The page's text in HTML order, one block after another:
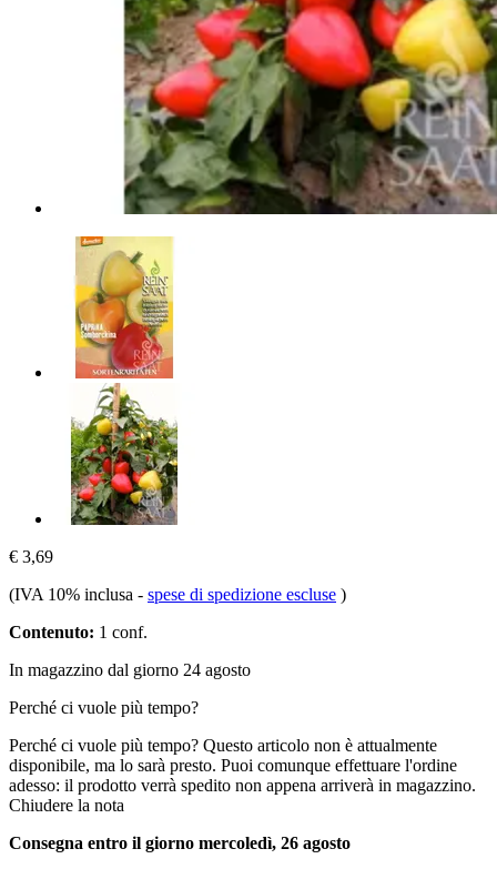
€ 3,69
(IVA 10% inclusa - spese di spedizione escluse )
Contenuto: 1 conf.
In magazzino dal giorno 24 agosto
Perché ci vuole più tempo?
Perché ci vuole più tempo? Questo articolo non è attualmente
disponibile, ma lo sarà presto. Puoi comunque effettuare l'ordine
adesso: il prodotto verrà spedito non appena arriverà in magazzino.
Chiudere la nota
Consegna entro il giorno mercoledì, 26 agosto